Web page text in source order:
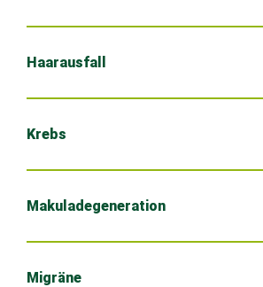
Haarausfall
Krebs
Makuladegeneration
Migräne